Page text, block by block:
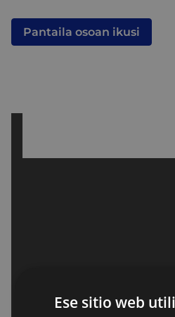
Pantaila osoan ikusi
Ese sitio web